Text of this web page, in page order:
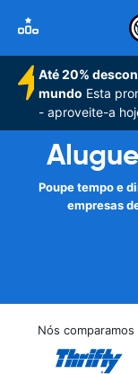
Até 20%
mundo Esta
- aproveite-a
Poupe tempo e
empresas
Nós